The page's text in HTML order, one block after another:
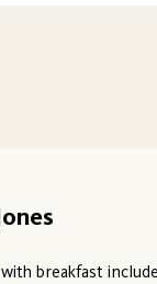
breakfast